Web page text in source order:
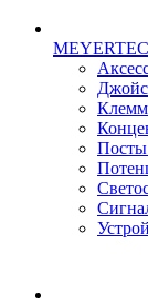
MEYERTEC